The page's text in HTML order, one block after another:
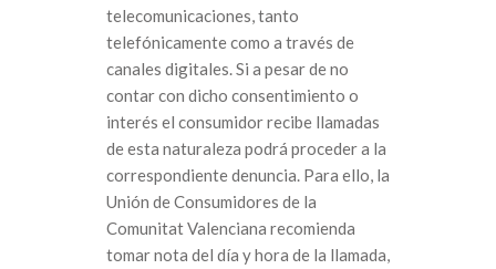
telecomunicaciones, tanto
telefónicamente como a través de
canales digitales. Si a pesar de no
contar con dicho consentimiento o
interés el consumidor recibe llamadas
de esta naturaleza podrá proceder a la
correspondiente denuncia. Para ello, la
Unión de Consumidores de la
Comunitat Valenciana recomienda
tomar nota del día y hora de la llamada,